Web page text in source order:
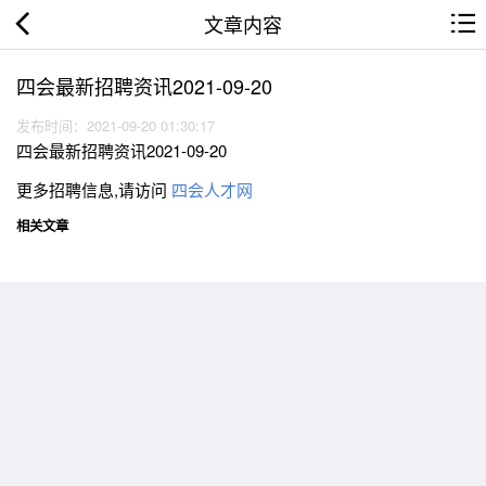
文章内容
四会最新招聘资讯2021-09-20
发布时间：2021-09-20 01:30:17
四会最新招聘资讯2021-09-20
更多招聘信息,请访问 四会人才网
相关文章